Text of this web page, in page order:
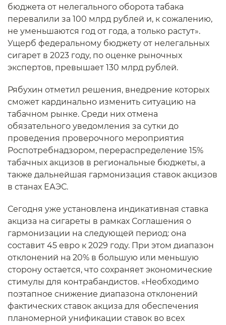
бюджета от нелегального оборота табака
перевалили за 100 млрд рублей и, к сожалению,
не уменьшаются год от года, а только растут».
Ущерб федеральному бюджету от нелегальных
сигарет в 2023 году, по оценке рыночных
экспертов, превышает 130 млрд рублей.
Рябухин отметил решения, внедрение которых
сможет кардинально изменить ситуацию на
табачном рынке. Среди них отмена
обязательного уведомления за сутки до
проведения проверочного мероприятия
Роспотребнадзором, перераспределение 15%
табачных акцизов в региональные бюджеты, а
также дальнейшая гармонизация ставок акцизов
в станах ЕАЭС.
Сегодня уже установлена индикативная ставка
акциза на сигареты в рамках Соглашения о
гармонизации на следующей период: она
составит 45 евро к 2029 году. При этом диапазон
отклонений на 20% в большую или меньшую
сторону остается, что сохраняет экономические
стимулы для контрабандистов. «Необходимо
поэтапное снижение диапазона отклонений
фактических ставок акциза для обеспечения
планомерной унификации ставок во всех